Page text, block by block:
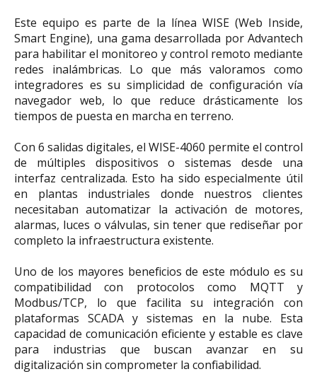
Este equipo es parte de la línea WISE (Web Inside,
Smart Engine), una gama desarrollada por Advantech
para habilitar el monitoreo y control remoto mediante
redes inalámbricas. Lo que más valoramos como
integradores es su simplicidad de configuración vía
navegador web, lo que reduce drásticamente los
tiempos de puesta en marcha en terreno.
Con 6 salidas digitales, el WISE-4060 permite el control
de múltiples dispositivos o sistemas desde una
interfaz centralizada. Esto ha sido especialmente útil
en plantas industriales donde nuestros clientes
necesitaban automatizar la activación de motores,
alarmas, luces o válvulas, sin tener que rediseñar por
completo la infraestructura existente.
Uno de los mayores beneficios de este módulo es su
compatibilidad con protocolos como MQTT y
Modbus/TCP, lo que facilita su integración con
plataformas SCADA y sistemas en la nube. Esta
capacidad de comunicación eficiente y estable es clave
para industrias que buscan avanzar en su
digitalización sin comprometer la confiabilidad.